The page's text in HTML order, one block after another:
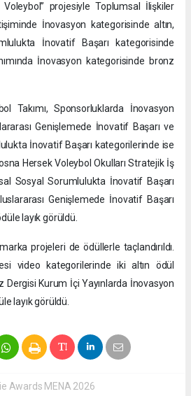
Voleybol” projesiyle Toplumsal İlişkiler
İnovasyon kategorisinde altın,
İnovatif Başarı kategorisinde
İnovasyon kategorisinde bronz
Takımı, Sponsorluklarda İnovasyon
Genişlemede İnovatif Başarı ve
İnovatif Başarı kategorilerinde ise
Hersek Voleybol Okulları Stratejik İş
Sosyal Sorumlulukta İnovatif Başarı
Genişlemede İnovatif Başarı
layık görüldü.
projeleri de ödüllerle taçlandırıldı.
video kategorilerinde iki altın ödül
Dergisi Kurum İçi Yayınlarda İnovasyon
layık görüldü.
Awards MENA 2026